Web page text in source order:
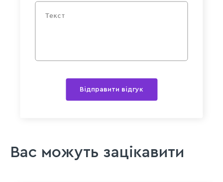
Відправити відгук
Вас можуть зацікавити